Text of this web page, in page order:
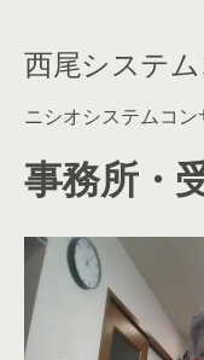
西尾システ
ニシオシステムコン
事務所・